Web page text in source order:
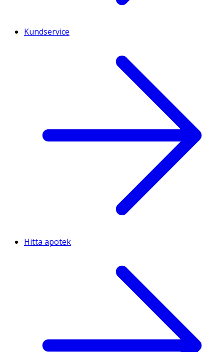
Kundservice
Hitta apotek